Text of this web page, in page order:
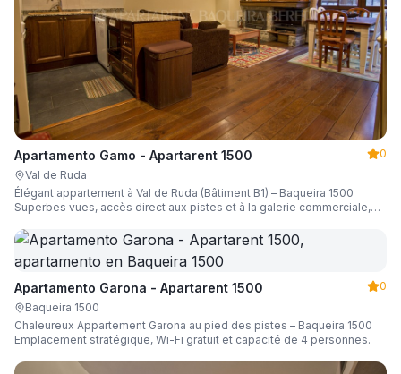
Apartamento Gamo - Apartarent 1500
0
Val de Ruda
Élégant appartement à Val de Ruda (Bâtiment B1) – Baqueira 1500
Superbes vues, accès direct aux pistes et à la galerie commerciale,
Apartamento Garona - Apartarent 1500
0
Baqueira 1500
Chaleureux Appartement Garona au pied des pistes – Baqueira 1500
Emplacement stratégique, Wi-Fi gratuit et capacité de 4 personnes.